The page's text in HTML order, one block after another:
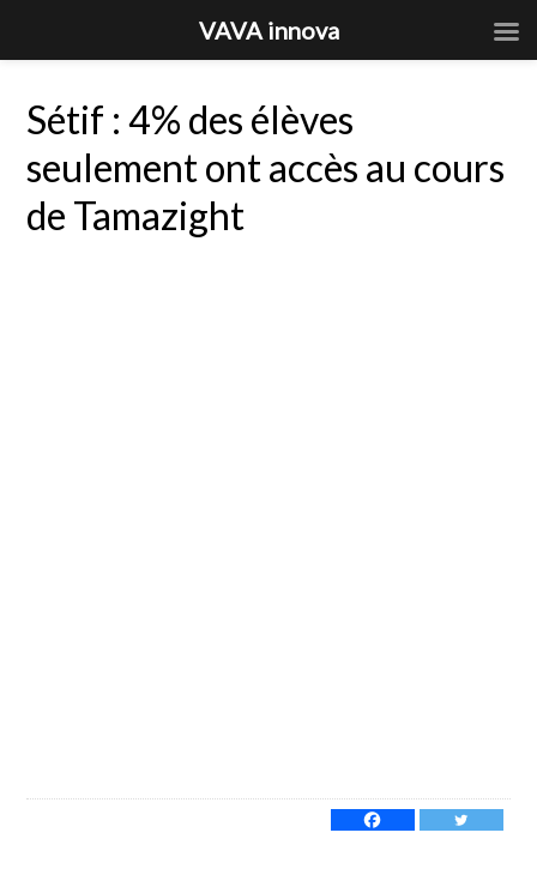
Sétif : 4% des élèves
seulement ont accès au cours
de Tamazight
VAVA innova